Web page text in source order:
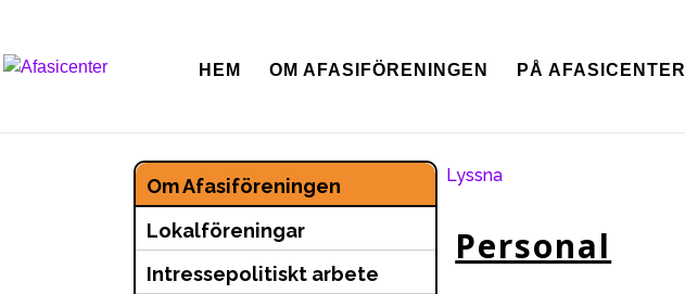
HEM OM AFASIFÖRENINGEN PÅ AFASICENTER
Om Afasiföreningen
Lokalföreningar
Intressepolitiskt arbete
Lyssna
Personal